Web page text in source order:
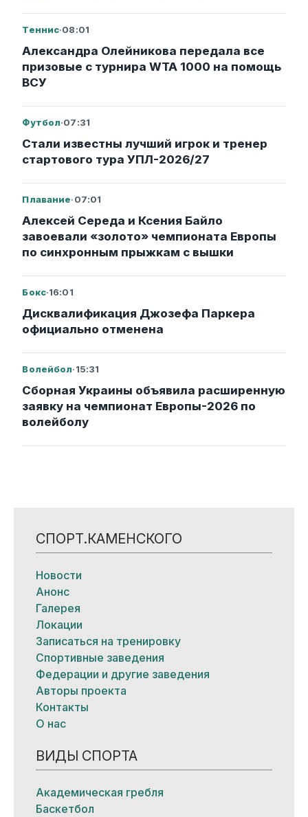
Теннис·08:01
Александра Олейникова передала все
призовые с турнира WTA 1000 на помощь
ВСУ
Футбол·07:31
Стали известны лучший игрок и тренер
стартового тура УПЛ-2026/27
Плавание·07:01
Алексей Середа и Ксения Байло
завоевали «золото» чемпионата Европы
по синхронным прыжкам с вышки
Бокс·16:01
Дисквалификация Джозефа Паркера
официально отменена
Волейбол·15:31
Сборная Украины объявила расширенную
заявку на чемпионат Европы-2026 по
волейболу
СПОРТ.КАМЕНСКОГО
Новости
Анонс
Галерея
Локации
Записаться на тренировку
Спортивные заведения
Федерации и другие заведения
Авторы проекта
Контакты
О нас
ВИДЫ СПОРТА
Академическая гребля
Баскетбол